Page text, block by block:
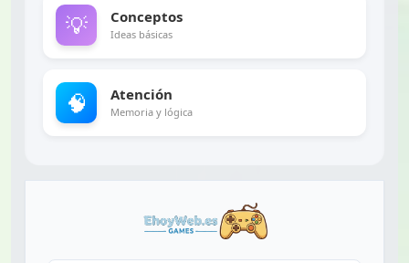
💡 Conceptos
Ideas básicas
🧠 Atención
Memoria y lógica